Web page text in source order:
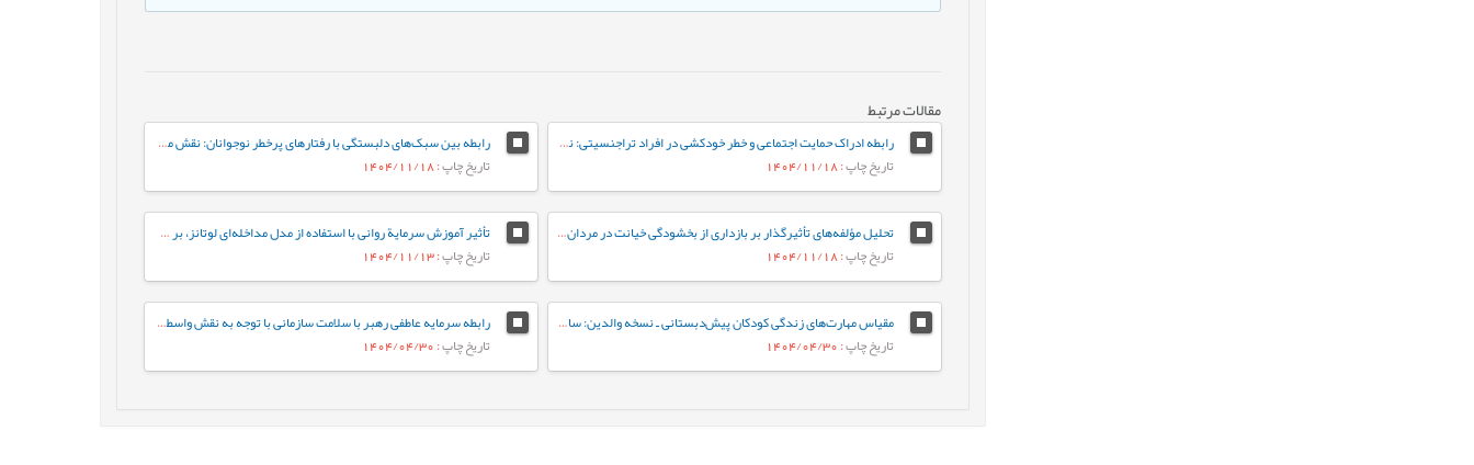
مقالات مرتبط
رابطه ادراک حمایت اجتماعی و خطر خودکشی در افراد تراجنسیتی: نقش میانجی‌گر افسردگی
تاریخ چاپ: 1404/11/18
رابطه بین سبک‌های دلبستگی با رفتارهای پرخطر نوجوانان: نقش میانجی تنظیم شناختی هیجان در نوجوانان
تاریخ چاپ: 1404/11/18
تحلیل مؤلفه‌های تأثیرگذار بر بازداری از بخشودگی خیانت در مردان و زنان آسیب‌دیده
تاریخ چاپ: 1404/11/18
تأثیر آموزش سرمایة روانی با استفاده از مدل مداخله‌ای لوتانز، بر سرمایة روانی کارشناسان شاغل در یک شرکت صنعتی
تاریخ چاپ: 1404/11/13
مقیاس مهارت‌های زندگی کودکان پیش‌دبستانی ـ نسخه والدین: ساخت و ارزشیابی اولیه روان‌سنجی
تاریخ چاپ: 1404/04/30
رابطه سرمایه عاطفی رهبر با سلامت سازمانی با توجه به نقش واسطه‌ای سرمایه عاطفی پرستاران
تاریخ چاپ: 1404/04/30